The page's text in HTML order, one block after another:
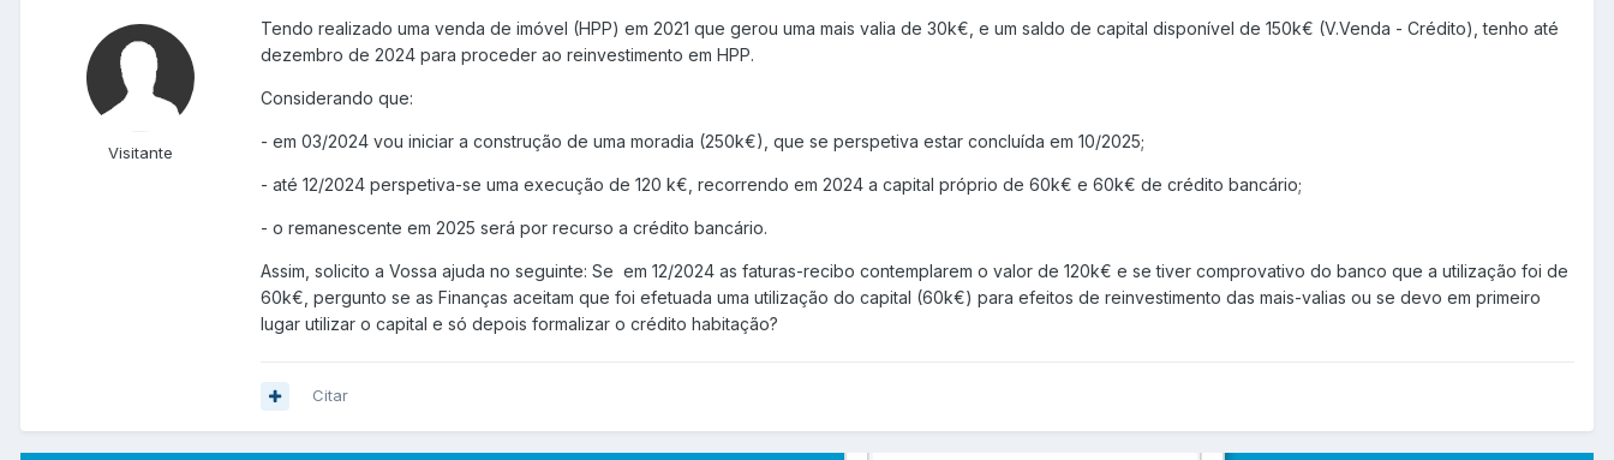
Visitante
Tendo realizado uma venda de imóvel (HPP) em 2021 que gerou uma mais valia de 30k€, e um saldo de capital disponível de 150k€ (V.Venda - Crédito), tenho até
dezembro de 2024 para proceder ao reinvestimento em HPP.
Considerando que:
- em 03/2024 vou iniciar a construção de uma moradia (250k€), que se perspetiva estar concluída em 10/2025;
- até 12/2024 perspetiva-se uma execução de 120 k€, recorrendo em 2024 a capital próprio de 60k€ e 60k€ de crédito bancário;
- o remanescente em 2025 será por recurso a crédito bancário.
Assim, solicito a Vossa ajuda no seguinte: Se em 12/2024 as faturas-recibo contemplarem o valor de 120k€ e se tiver comprovativo do banco que a utilização foi de
60k€, pergunto se as Finanças aceitam que foi efetuada uma utilização do capital (60k€) para efeitos de reinvestimento das mais-valias ou se devo em primeiro
lugar utilizar o capital e só depois formalizar o crédito habitação?
Citar